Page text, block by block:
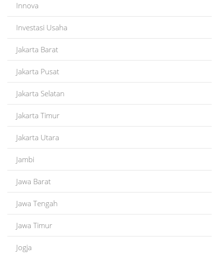
Innova
Investasi Usaha
Jakarta Barat
Jakarta Pusat
Jakarta Selatan
Jakarta Timur
Jakarta Utara
Jambi
Jawa Barat
Jawa Tengah
Jawa Timur
Jogja